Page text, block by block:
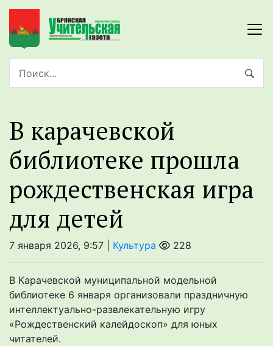
В карачевской
библиотеке прошла
рождественская игра
для детей
7 января 2026, 9:57 | Культура 228
В Карачевской муниципальной модельной
библиотеке 6 января организовали праздничную
интеллектуально-развлекательную игру
«Рождественский калейдоскоп» для юных
читателей.